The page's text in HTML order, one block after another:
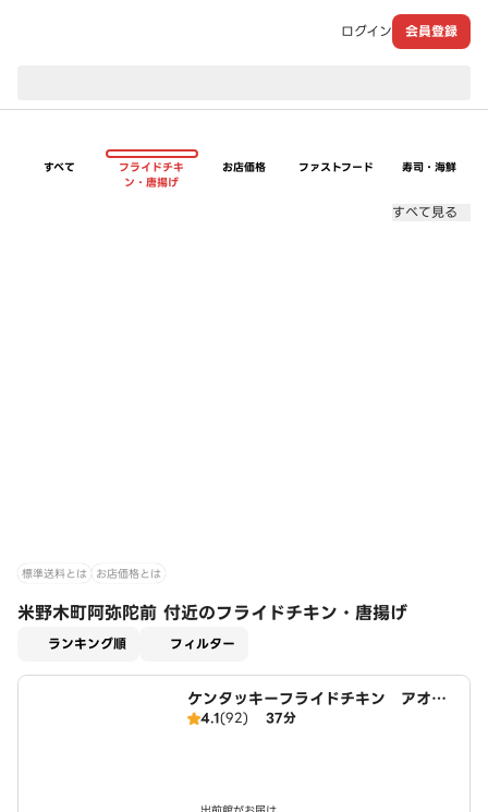
ログイン 会員登録
すべて
フライドチキ
ン・唐揚げ
お店価格 ファストフード 寿司・海鮮
すべて見る
標準送料とは お店価格とは
米野木町阿弥陀前 付近のフライドチキン・唐揚げ
ランキング順 フィルター
ケンタッキーフライドチキン アオキ
スーパー日進店
4.1(92) 37分